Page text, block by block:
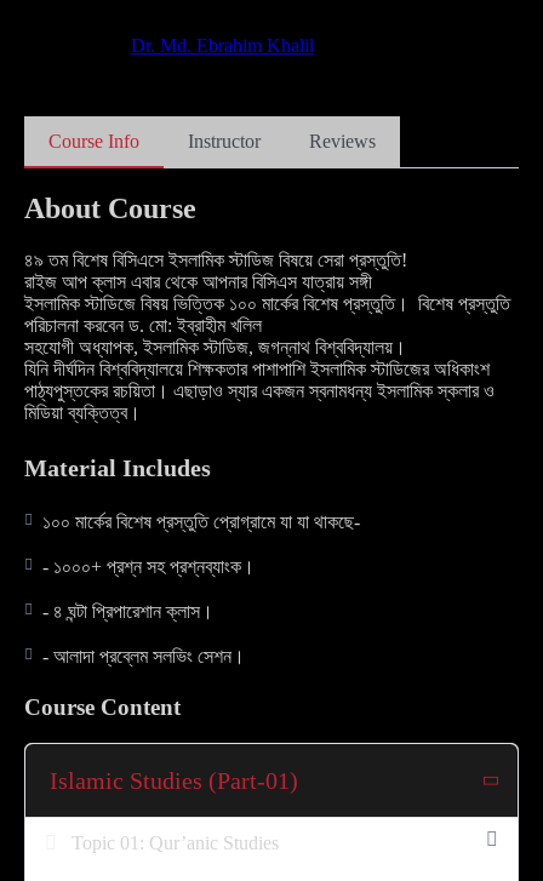
Dr. Md. Ebrahim Khalil
Course Info Instructor Reviews
About Course
৪৯ তম বিশেষ বিসিএসে ইসলামিক স্টাডিজ বিষয়ে সেরা প্রস্তুতি!
রাইজ আপ ক্লাস এবার থেকে আপনার বিসিএস যাত্রায় সঙ্গী
ইসলামিক স্টাডিজে বিষয় ভিত্তিক ১০০ মার্কের বিশেষ প্রস্তুতি। বিশেষ প্রস্তুতি
পরিচালনা করবেন ড. মো: ইব্রাহীম খলিল
সহযোগী অধ্যাপক, ইসলামিক স্টাডিজ, জগন্নাথ বিশ্ববিদ্যালয়।
যিনি দীর্ঘদিন বিশ্ববিদ্যালয়ে শিক্ষকতার পাশাপাশি ইসলামিক স্টাডিজের অধিকাংশ
পাঠ্যপুস্তকের রচয়িতা। এছাড়াও স্যার একজন স্বনামধন্য ইসলামিক স্কলার ও
মিডিয়া ব্যক্তিত্ব।
Material Includes
১০০ মার্কের বিশেষ প্রস্তুতি প্রোগ্রামে যা যা থাকছে-
- ১০০০+ প্রশ্ন সহ প্রশ্নব্যাংক।
- ৪ ঘন্টা প্রিপারেশান ক্লাস।
- আলাদা প্রব্লেম সলভিং সেশন।
Course Content
Islamic Studies (Part-01)
Topic 01: Qur’anic Studies